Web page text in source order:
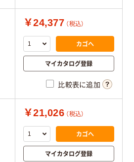
￥24,377 （税込）
カゴへ
マイカタログ登録
比較表に追加
￥21,026 （税込）
カゴへ
マイカタログ登録